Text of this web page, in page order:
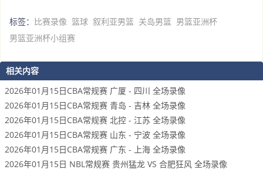
标签： 比赛录像 篮球 叙利亚男篮 关岛男篮 男篮亚洲杯
男篮亚洲杯小组赛
相关内容
2026年01月15日CBA常规赛 广厦 - 四川 全场录像
2026年01月15日CBA常规赛 青岛 - 吉林 全场录像
2026年01月15日CBA常规赛 北控 - 江苏 全场录像
2026年01月15日CBA常规赛 山东 - 宁波 全场录像
2026年01月15日CBA常规赛 广东 - 上海 全场录像
2026年01月15日 NBL常规赛 贵州猛龙 VS 合肥狂风 全场录像